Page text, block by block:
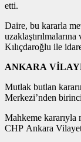
etti.
Daire, bu kararla
Kılıçdaroğlu ile
ANKARA
Mutlak butlan
Merkezi’nden
Mahkeme kararıyla
CHP Ankara Vilayet